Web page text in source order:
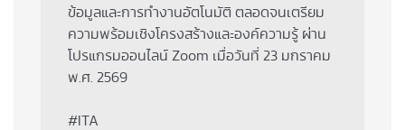
ข้อมูลและการทำงานอัตโนมัติ ตลอดจนเตรียม
ความพร้อมเชิงโครงสร้างและองค์ความรู้ ผ่าน
โปรแกรมออนไลน์ Zoom เมื่อวันที่ 23 มกราคม
พ.ศ. 2569
#ITA